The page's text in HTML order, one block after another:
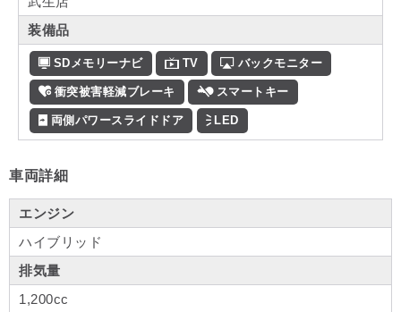
装備品
SDメモリーナビ TV バックモニター
衝突被害軽減ブレーキ スマートキー
両側パワースライドドア LED
車両詳細
エンジン
ハイブリッド
排気量
1,200cc